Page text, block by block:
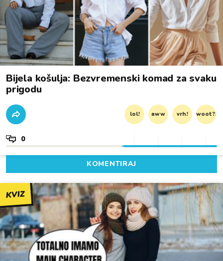
Bijela košulja: Bezvremenski komad za svaku
prigodu
lol! aww vrh! woot?!
0
KOMENTIRAJ
KVIZ